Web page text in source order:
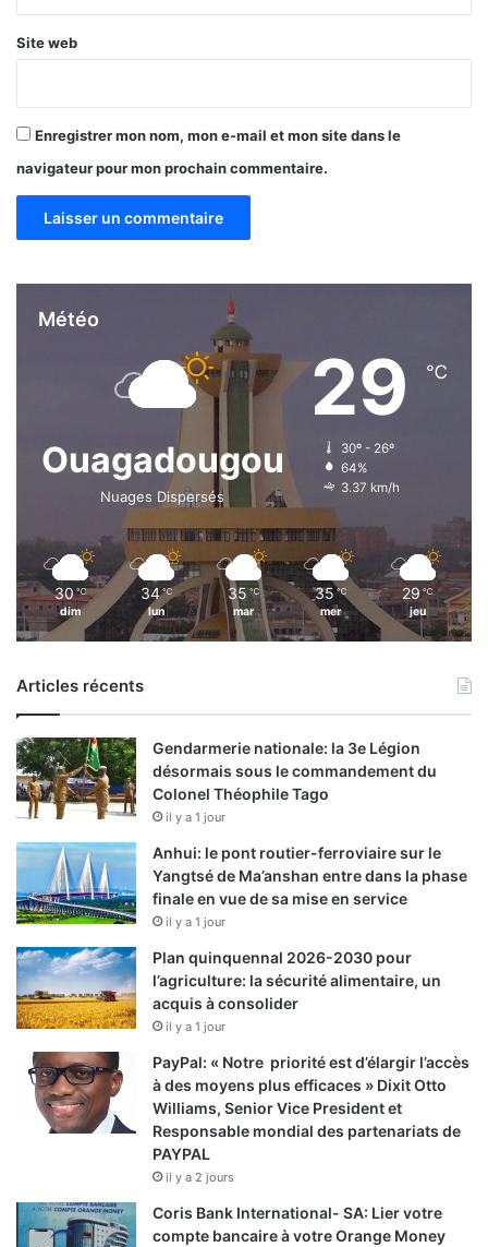
Site web
Enregistrer mon nom, mon e-mail et mon site dans le
navigateur pour mon prochain commentaire.
Météo
Ouagadougou
Nuages Dispersés
29 ℃
30º - 26º
64%
3.37 km/h
30 ℃
dim
34 ℃
lun
35 ℃
mar
35 ℃
mer
29 ℃
jeu
Articles récents
Gendarmerie nationale: la 3e Légion
désormais sous le commandement du
Colonel Théophile Tago
il y a 1 jour
Anhui: le pont routier-ferroviaire sur le
Yangtsé de Ma’anshan entre dans la phase
finale en vue de sa mise en service
il y a 1 jour
Plan quinquennal 2026-2030 pour
l’agriculture: la sécurité alimentaire, un
acquis à consolider
il y a 1 jour
PayPal: « Notre priorité est d’élargir l’accès
à des moyens plus efficaces » Dixit Otto
Williams, Senior Vice President et
Responsable mondial des partenariats de
PAYPAL
il y a 2 jours
Coris Bank International- SA: Lier votre
compte bancaire à votre Orange Money